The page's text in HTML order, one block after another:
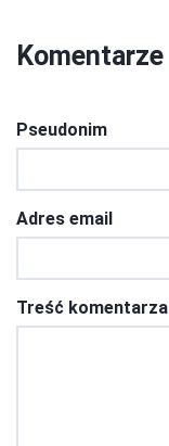
Komentarze
Pseudonim
Adres email
Treść komentarza